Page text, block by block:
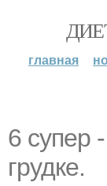
главная
6 супер
грудке.